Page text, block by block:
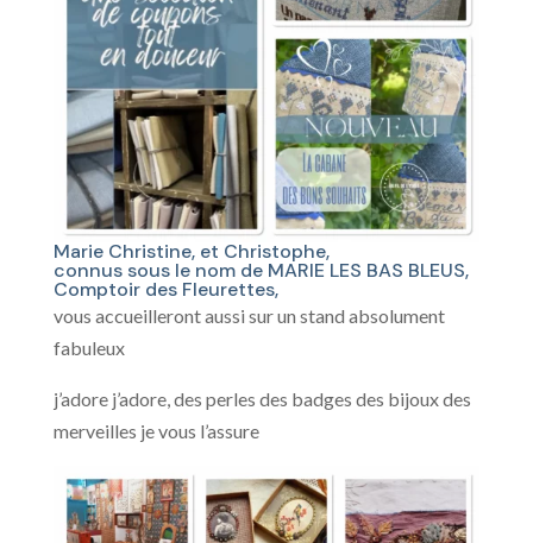
Marie Christine, et Christophe,
connus sous le nom de MARIE LES BAS BLEUS,
Comptoir des Fleurettes,
vous accueilleront aussi sur un stand absolument
fabuleux
j’adore j’adore, des perles des badges des bijoux des
merveilles je vous l’assure